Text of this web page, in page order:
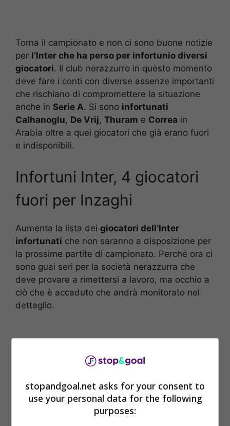
Torna il campionato e non ci sono buone notizie
per l’Inter che ha perso per infortunio diversi
giocatori. Il club nerazzurro in questo momento
deve fare i conti con diverse assenze importanti
che rischiano di compromettere la situazione
anche in Serie A. Si sono infortunati
Calhanoglu, De Vrij, Thuram e Correa in
Arabia oltre a quei giocatori che già erano fuori
e indisponibili.
Infortuni Inter, 4 giocatori
fuori per Inzaghi
Aumenta la lista dei giocatori dell’Inter
infortunati che non saranno a disposizione per
la prossime partite di campionato. Perché ora ci
sono guai seri per la società nerazzurra che
deve provare a rimettersi a lavoro, ma occhio a
ciò che è accaduto che andrà monitorato nel
dettaglio.
stopandgoal.net asks for your consent to
use your personal data for the following
purposes: